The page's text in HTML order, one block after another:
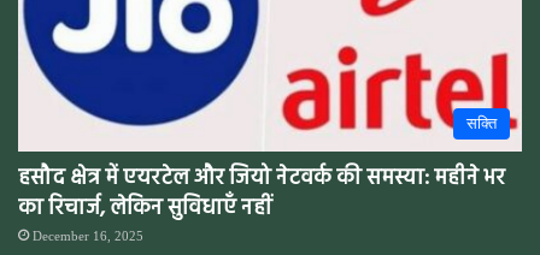
सक्ति
हसौद क्षेत्र में एयरटेल और जियो नेटवर्क की समस्या: महीने भर
का रिचार्ज, लेकिन सुविधाएँ नहीं
December 16, 2025